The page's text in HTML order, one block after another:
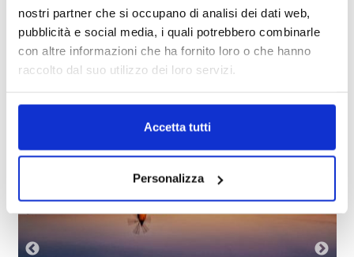
nostri partner che si occupano di analisi dei dati web,
pubblicità e social media, i quali potrebbero combinarle
con altre informazioni che ha fornito loro o che hanno
raccolto dal suo utilizzo dei loro servizi.
Accetta tutti
Personalizza
TRANSFER
con attesa o collettivo
le nostre escursioni
da
Escursione in auto - Saline Marsala,
Imbarco per Mozia e Marsala da San
Vito Lo Capo e Custonaci